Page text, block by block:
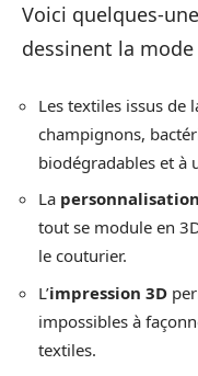
Voici quelques-
dessinent la
Les textiles issus de
champignons,
biodégradables et à
La personnalisation
tout se module en
le couturier.
L’impression 3D
impossibles à
textiles.